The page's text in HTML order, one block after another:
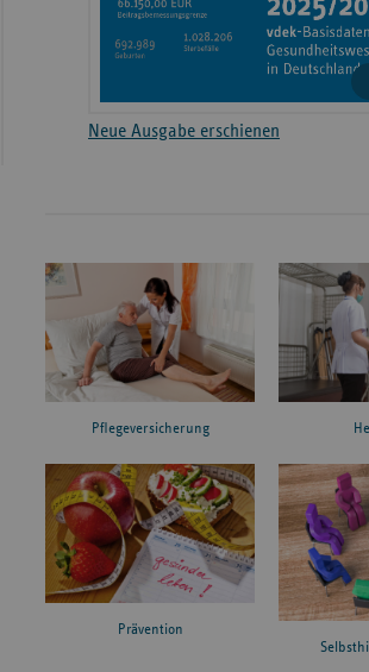
Neue Ausgabe erschienen
Pflegeversicherung
Prävention